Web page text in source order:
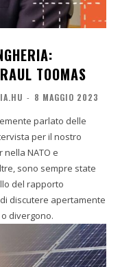
TOOMAS
- 8 MAGGIO 2023
parlato delle
per il nostro
NATO e
sono sempre state
del rapporto
discutere apertamente
divergono.